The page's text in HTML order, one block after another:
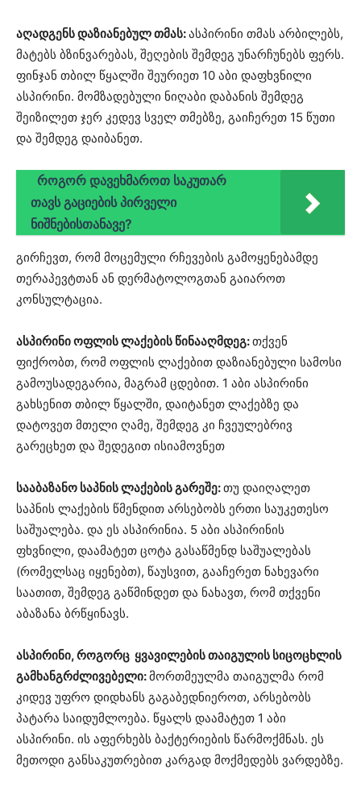
აღადგენს დაზიანებულ თმას:ასპირინი თმას არბილებს,
მატებს ბზინვარებას, შეღების შემდეგ უნარჩუნებს ფერს.
ფინჯან თბილ წყალში შეურიეთ 10 აბი დაფხვნილი
ასპირინი. მომზადებული ნიღაბი დაბანის შემდეგ
შეიზილეთ ჯერ კედევ სველ თმებზე, გაიჩერეთ 15 წუთი
და შემდეგ დაიბანეთ.
როგორ დავეხმაროთ საკუთარ
თავს გაციების პირველი
ნიშნებისთანავე?
გირჩევთ, რომ მოცემული რჩევების გამოყენებამდე
თერაპევტთან ან დერმატოლოგთან გაიაროთ
კონსულტაცია.
ასპირინი ოფლის ლაქების წინააღმდეგ:თქვენ
ფიქრობთ, რომ ოფლის ლაქებით დაზიანებული სამოსი
გამოუსადეგარია, მაგრამ ცდებით. 1 აბი ასპირინი
გახსენით თბილ წყალში, დაიტანეთ ლაქებზე და
დატოვეთ მთელი ღამე, შემდეგ კი ჩვეულებრივ
გარეცხეთ და შედეგით ისიამოვნეთ
სააბაზანო საპნის ლაქების გარეშე:თუ დაიღალეთ
საპნის ლაქების წმენდით არსებობს ერთი საუკეთესო
საშუალება. და ეს ასპირინია. 5 აბი ასპირინის
ფხვნილი, დაამატეთ ცოტა გასაწმენდ საშუალებას
(რომელსაც იყენებთ), წაუსვით, გააჩერეთ ნახევარი
საათით, შემდეგ გაწმინდეთ და ნახავთ, რომ თქვენი
აბაზანა ბრწყინავს.
ასპირინი, როგორც ყვავილების თაიგულის სიცოცხლის
გამხანგრძლივებელი:მორთმეულმა თაიგულმა რომ
კიდევ უფრო დიდხანს გაგაბედნიეროთ, არსებობს
პატარა საიდუმლოება. წყალს დაამატეთ 1 აბი
ასპირინი. ის აფერხებს ბაქტერიების წარმოქმნას. ეს
მეთოდი განსაკუთრებით კარგად მოქმედებს ვარდებზე.